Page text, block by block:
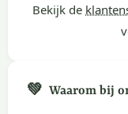
Bekijk de
💚 Waarom bij